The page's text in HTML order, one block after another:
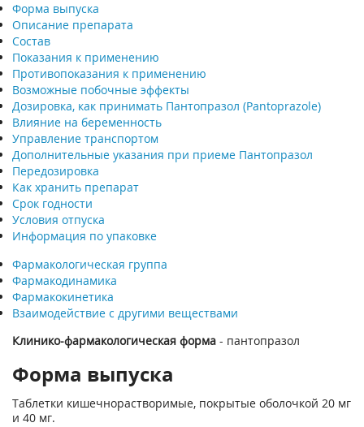
Форма выпуска
Описание препарата
Состав
Показания к применению
Противопоказания к применению
Возможные побочные эффекты
Дозировка, как принимать Пантопразол (Pantoprazole)
Влияние на беременность
Управление транспортом
Дополнительные указания при приеме Пантопразол
Передозировка
Как хранить препарат
Срок годности
Условия отпуска
Информация по упаковке
Фармакологическая группа
Фармакодинамика
Фармакокинетика
Взаимодействие с другими веществами
Клинико-фармакологическая форма - пантопразол
Форма выпуска
Таблетки кишечнорастворимые, покрытые оболочкой 20 мг
и 40 мг.